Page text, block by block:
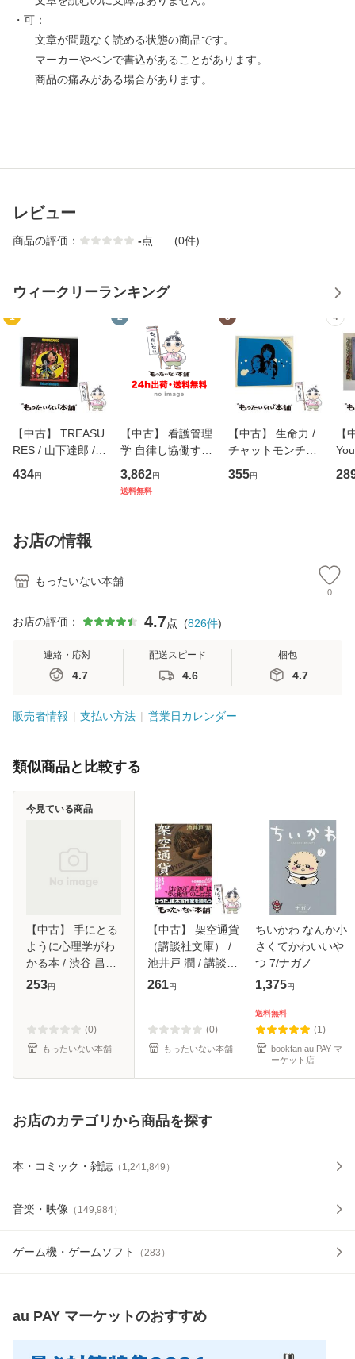
・可：
文章が問題なく読める状態の商品です。
マーカーやペンで書込があることがあります。
商品の痛みがある場合があります。
レビュー
商品の評価： -点 (0件)
ウィークリーランキング
1
【中古】 TREASU
RES / 山下達郎 /
イーストウエス
ト・ジャパン [CD]
434円
2
【中古】 看護管理
学 自律し協働する
専門職の看護マネ
ジメントスキル 改
3,862円
送料無料
3
【中古】 生命力 /
チャットモンチー /
キューンレコード
[CD]【メール便送
355円
4
【
のが
お店の情報
もったいない本舗
0
お店の評価： 4.7点 (826件)
連絡・応対
4.7
配送スピード
4.6
梱包
4.7
販売者情報 支払い方法 営業日カレンダー
類似商品と比較する
【中古】 手にとる
ように心理学がわ
かる本 / 渋谷 昌
三、 小野寺 敦子 /
無料】
253円
(0)
もったいない本舗
今見ている商品
【中古】 架空通貨
（講談社文庫） /
池井戸 潤 / 講談社
[文庫]【メール便送
261円
(0)
もったいない本舗
ちいかわ なんか小
さくてかわいいや
つ 7/ナガノ
1,375円
送料無料
(1)
bookfan au PAY マ
ーケット店
お店のカテゴリから商品を探す
本・コミック・雑誌 （ 1,241,849 ）
音楽・映像 （ 149,984）
ゲーム機・ゲームソフト （283 ）
au PAY マーケットのおすすめ